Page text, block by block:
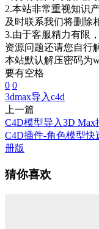
2.本站非常重视知识
及时联系我们将删除
3.由于客服精力有限
资源问题还请您自行
本站默认解压密码为
要有空格
0 0
3dmax导入c4d
上一篇
C4D模型导入3D Max
C4D插件-角色模型
册版
猜你喜欢